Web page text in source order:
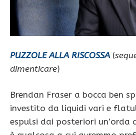
PUZZOLE ALLA RISCOSSA (
dimenticare)
Brendan Fraser a bocca ben
investito da liquidi vari e
espulsi dai posteriori un’orda